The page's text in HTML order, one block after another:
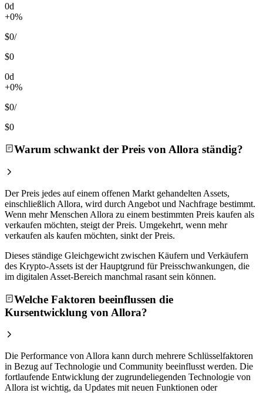
0d
+0%
$0/
$0
0d
+0%
$0/
$0
Warum schwankt der Preis von Allora ständig?
Der Preis jedes auf einem offenen Markt gehandelten Assets,
einschließlich Allora, wird durch Angebot und Nachfrage bestimmt.
Wenn mehr Menschen Allora zu einem bestimmten Preis kaufen als
verkaufen möchten, steigt der Preis. Umgekehrt, wenn mehr
verkaufen als kaufen möchten, sinkt der Preis.
Dieses ständige Gleichgewicht zwischen Käufern und Verkäufern
des Krypto-Assets ist der Hauptgrund für Preisschwankungen, die
im digitalen Asset-Bereich manchmal rasant sein können.
Welche Faktoren beeinflussen die
Kursentwicklung von Allora?
Die Performance von Allora kann durch mehrere Schlüsselfaktoren
in Bezug auf Technologie und Community beeinflusst werden. Die
fortlaufende Entwicklung der zugrundeliegenden Technologie von
Allora ist wichtig, da Updates mit neuen Funktionen oder